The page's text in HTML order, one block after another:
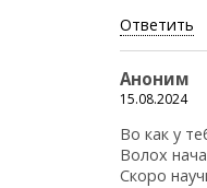
Ответить
Аноним
15.08.2024
Во как у
Волох
Скоро